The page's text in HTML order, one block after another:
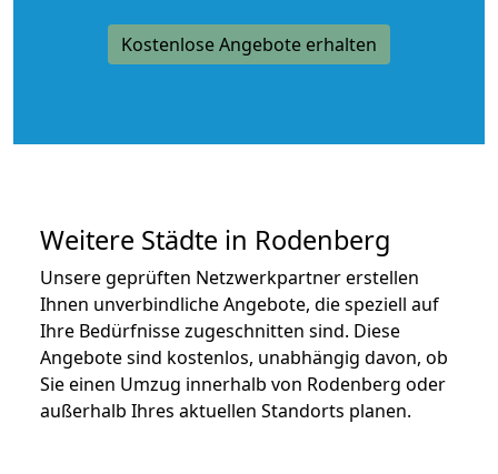
Kostenlose Angebote erhalten
Weitere Städte in Rodenberg
Unsere geprüften Netzwerkpartner erstellen
Ihnen unverbindliche Angebote, die speziell auf
Ihre Bedürfnisse zugeschnitten sind. Diese
Angebote sind kostenlos, unabhängig davon, ob
Sie einen Umzug innerhalb von Rodenberg oder
außerhalb Ihres aktuellen Standorts planen.